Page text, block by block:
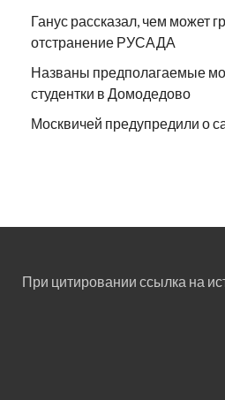
Ганус рассказал, чем может
отстранение РУСАДА
Названы предполагаемые
студентки в Домодедово
Москвичей предупредили о
При цитировании ссылка на